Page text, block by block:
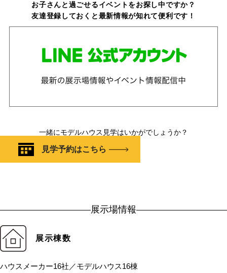
お子さんと過ごせるイベントをお探し中ですか？
友達登録しておくと最新情報が知れて便利です！
一緒にモデルハウス見学はいかがでしょうか？
見学予約はこちら
展示場情報
展示棟数
ハウスメーカー16社／モデルハウス16棟